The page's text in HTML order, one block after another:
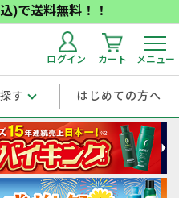
)で送料無料！！
ログイン カート メニュー
す はじめての方へ